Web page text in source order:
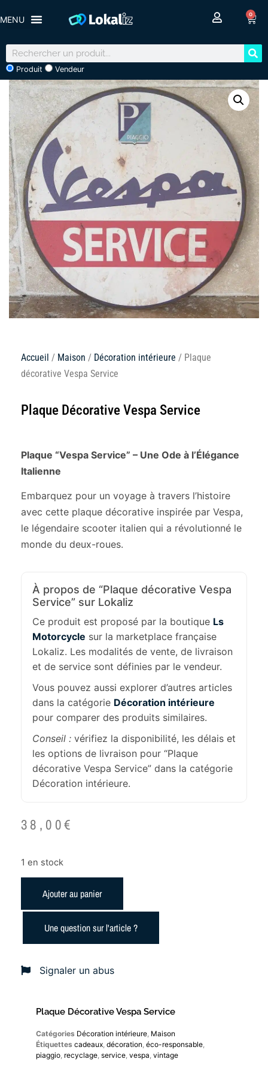
0
Produit Vendeur
Accueil / Maison / Décoration intérieure / Plaque
décorative Vespa Service
Plaque Décorative Vespa Service
Plaque “Vespa Service” – Une Ode à l’Élégance
Italienne
Embarquez pour un voyage à travers l’histoire
avec cette plaque décorative inspirée par Vespa,
le légendaire scooter italien qui a révolutionné le
monde du deux-roues.
À propos de “Plaque décorative Vespa
Service” sur Lokaliz
Ce produit est proposé par la boutique Ls
Motorcycle sur la marketplace française
Lokaliz. Les modalités de vente, de livraison
et de service sont définies par le vendeur.
Vous pouvez aussi explorer d’autres articles
dans la catégorie Décoration intérieure
pour comparer des produits similaires.
Conseil : vérifiez la disponibilité, les délais et
les options de livraison pour “Plaque
décorative Vespa Service” dans la catégorie
Décoration intérieure.
38,00€
1 en stock
Ajouter au panier
Une question sur l'article ?
Signaler un abus
Plaque Décorative Vespa Service
Catégories Décoration intérieure Maison
Étiquettes cadeaux décoration éco-responsable
piaggio recyclage service vespa vintage